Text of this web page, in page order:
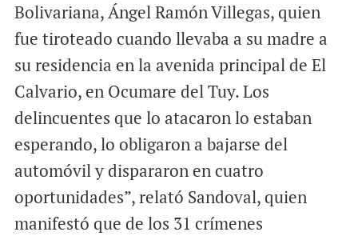
Bolivariana, Ángel Ramón Villegas, quien
fue tiroteado cuando llevaba a su madre a
su residencia en la avenida principal de El
Calvario, en Ocumare del Tuy. Los
delincuentes que lo atacaron lo estaban
esperando, lo obligaron a bajarse del
automóvil y dispararon en cuatro
oportunidades”, relató Sandoval, quien
manifestó que de los 31 crímenes